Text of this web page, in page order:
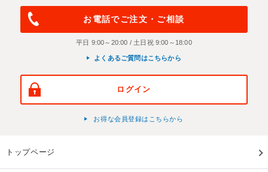
お電話でご注文・ご相談
平日 9:00～20:00 / 土日祝 9:00～18:00
よくあるご質問はこちらから
ログイン
お得な会員登録はこちらから
トップページ